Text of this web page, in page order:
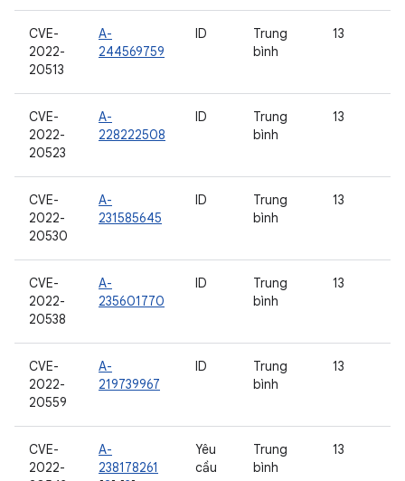
CVE-
2022-
20513
A-
244569759
ID
Trung
bình
13
CVE-
2022-
20523
A-
228222508
ID
Trung
bình
13
CVE-
2022-
20530
A-
231585645
ID
Trung
bình
13
CVE-
2022-
20538
A-
235601770
ID
Trung
bình
13
CVE-
2022-
20559
A-
219739967
ID
Trung
bình
13
CVE-
2022-
A-
238178261
Yêu
cầu
Trung
bình
13